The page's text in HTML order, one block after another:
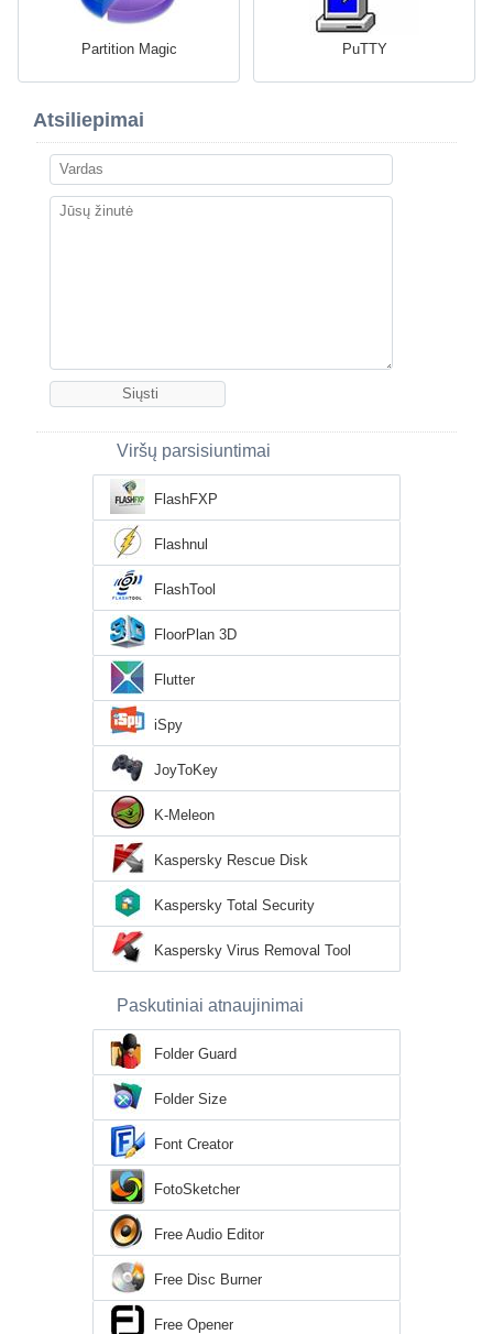
Partition Magic PuTTY
Atsiliepimai
Viršų parsisiuntimai
FlashFXP
Flashnul
FlashTool
FloorPlan 3D
Flutter
iSpy
JoyToKey
K-Meleon
Kaspersky Rescue Disk
Kaspersky Total Security
Kaspersky Virus Removal Tool
Paskutiniai atnaujinimai
Folder Guard
Folder Size
Font Creator
FotoSketcher
Free Audio Editor
Free Disc Burner
Free Opener